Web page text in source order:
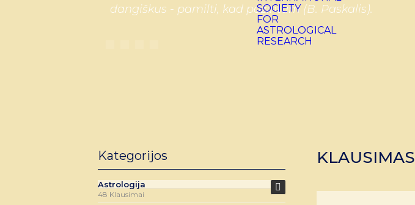
dangiškus - pamilti, kad pažintum (B. Paskalis).
KLAUSIMAS
Kategorijos
Astrologija
48 Klausimai